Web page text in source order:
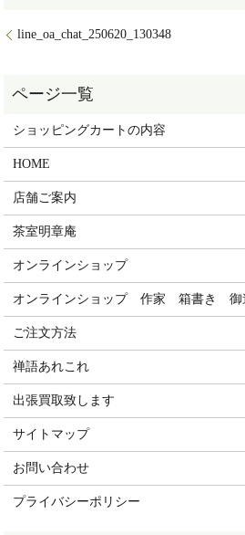
line_oa_chat_250620_130348
ショッピングカートの内容
HOME
店舗ご案内
茶室明章庵
オンラインショップ
オンラインショップ 作家 箱書き 御
ご注文方法
禅語あれこれ
出張買取致します
サイトマップ
お問い合わせ
プライバシーポリシー